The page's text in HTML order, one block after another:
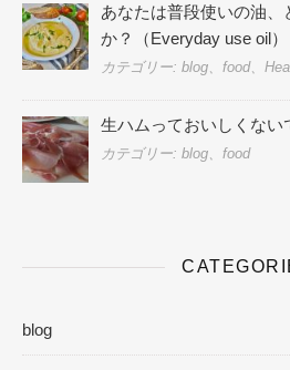
あなたは普段使いの油
か？（Everyday use oil）
カテゴリー: blog、food、
生ハムっておいしくない
カテゴリー: blog、food
blog